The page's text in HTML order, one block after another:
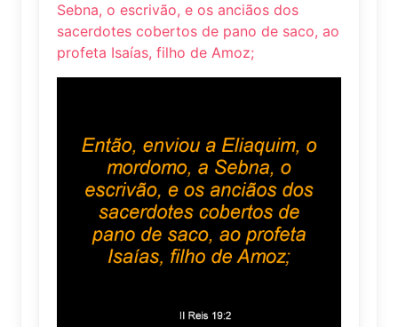
Sebna, o escrivão, e os anciãos dos
sacerdotes cobertos de pano de saco, ao
profeta Isaías, filho de Amoz;